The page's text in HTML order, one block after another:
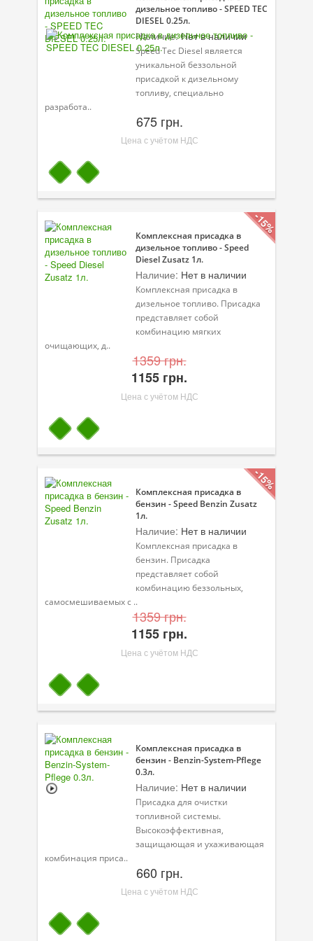
Присадки в масло
Присадки в системы охлаждения
Присадки в топливо
Трансмиссионные масла
Сервисные продукты
Оборудование
Клеи и герметики
Профи-серия
Уход за кондиционером
Смазки
Специальные программы
Велосипедная программа
Масла для лодочных моторов
Моторное масло для мотоцикла
Оружейное масло
Технологические жидкости
Зимняя программа
дизельное топливо - SPEED TEC
DIESEL 0.25л.
Наличие:Нет в наличии
Speed Tec Diesel является
уникальной беззольной
присадкой к дизельному
топливу, специально
разработа..
675 грн.
Цена с учётом НДС
-15%
Комплексная присадка в
дизельное топливо - Speed
Diesel Zusatz 1л.
Наличие: Нет в наличии
Комплексная присадка в
дизельное топливо. Присадка
представляет собой
комбинацию мягких
очищающих, д..
1359 грн.
1155 грн.
Цена с учётом НДС
-15%
Комплексная присадка в
бензин - Speed Benzin Zusatz
1л.
Наличие: Нет в наличии
Комплексная присадка в
бензин. Присадка
представляет собой
комбинацию беззольных,
самосмешиваемых с ..
1359 грн.
1155 грн.
Цена с учётом НДС
Комплексная присадка в
бензин - Benzin-System-Pflege
0.3л.
Наличие: Нет в наличии
Присадка для очистки
топливной системы.
Высокоэффективная,
защищающая и ухаживающая
комбинация приса..
660 грн.
Цена с учётом НДС